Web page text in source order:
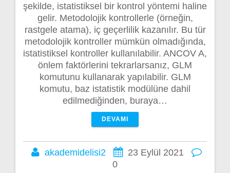
şekilde, istatistiksel bir kontrol yöntemi haline
gelir. Metodolojik kontrollerle (örneğin,
rastgele atama), iç geçerlilik kazanılır. Bu tür
metodolojik kontroller mümkün olmadığında,
istatistiksel kontroller kullanılabilir. ANCOV A,
önlem faktörlerini tekrarlarsanız, GLM
komutunu kullanarak yapılabilir. GLM
komutu, baz istatistik modülüne dahil
edilmediğinden, buraya…
DEVAMI
akademidelisi2
23 Eylül 2021
0